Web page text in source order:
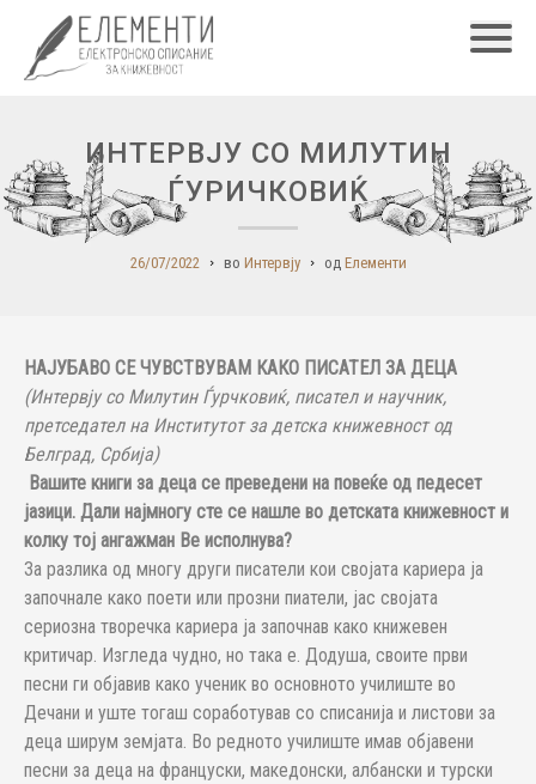
ИНТЕРВЈУ СО МИЛУТИН
ЃУРИЧКОВИЌ
26/07/2022 во Интервју од Елементи
НАЈУБАВО СЕ ЧУВСТВУВАМ КАКО ПИСАТЕЛ ЗА ДЕЦА
(Интервју со Милутин Ѓурчковиќ, писател и научник,
претседател на Институтот за детска книжевност од
Белград, Србија)
Вашите книги за деца се преведени на повеќе од педесет
јазици. Дали најмногу сте се нашле во детската книжевност и
колку тој ангажман Ве исполнува?
За разлика од многу други писатели кои својата кариера ја
започнале како поети или прозни пиатели, јас својата
сериозна творечка кариера ја започнав како книжевен
критичар. Изгледа чудно, но така е. Додуша, своите први
песни ги објавив како ученик во основното училиште во
Дечани и уште тогаш соработував со списанија и листови за
деца ширум земјата. Во редното училиште имав објавени
песни за деца на француски, македонски, албански и турски